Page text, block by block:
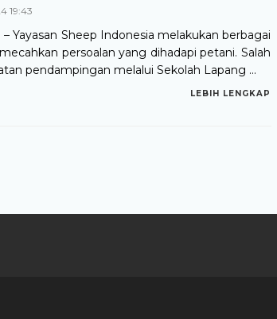
19:43
Yayasan Sheep Indonesia melakukan berbagai
persoalan yang dihadapi petani. Salah
pendampingan melalui Sekolah Lapang ...
LEBIH LENGKAP